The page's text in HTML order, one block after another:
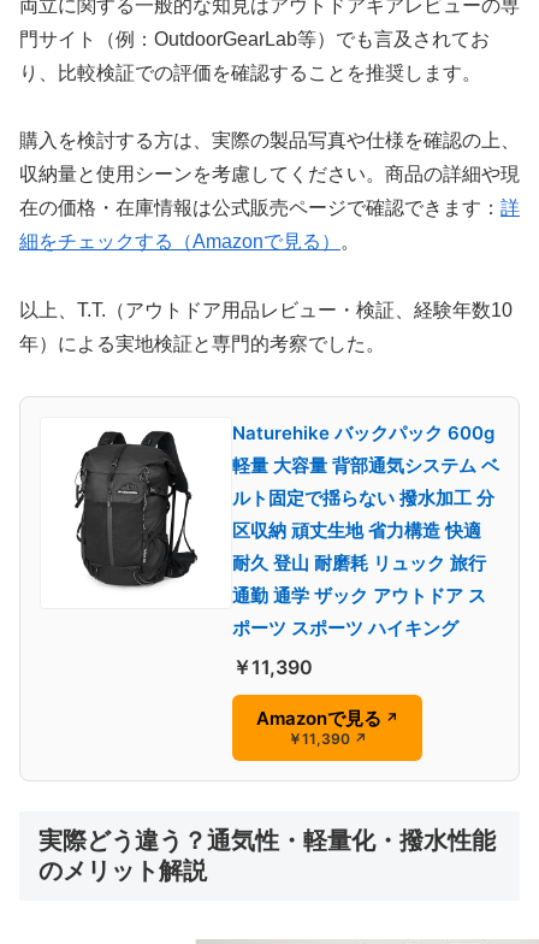
両立に関する一般的な知見はアウトドアギアレビューの専
門サイト（例：OutdoorGearLab等）でも言及されてお
り、比較検証での評価を確認することを推奨します。
購入を検討する方は、実際の製品写真や仕様を確認の上、
収納量と使用シーンを考慮してください。商品の詳細や現
在の価格・在庫情報は公式販売ページで確認できます： 詳
細をチェックする（Amazonで見る）
。
以上、T.T.（アウトドア用品レビュー・検証、経験年数10
年）による実地検証と専門的考察でした。
Naturehike バックパック 600g
軽量 大容量 背部通気システム ベ
ルト固定で揺らない 撥水加工 分
区収納 頑丈生地 省力構造 快適
耐久 登山 耐磨耗 リュック 旅行
通勤 通学 ザック アウトドア ス
ポーツ スポーツ ハイキング
￥11,390
Amazonで見る ↗
￥11,390 ↗
実際どう違う？通気性・軽量化・撥水性能
のメリット解説